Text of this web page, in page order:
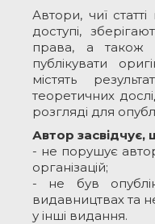
Автори, чиї
доступі,
права, а також
публікувати
містять
теоретичних
розгляді для
Автор
- не порушує
організацій;
- не був
видавництвах та
у інші видання.